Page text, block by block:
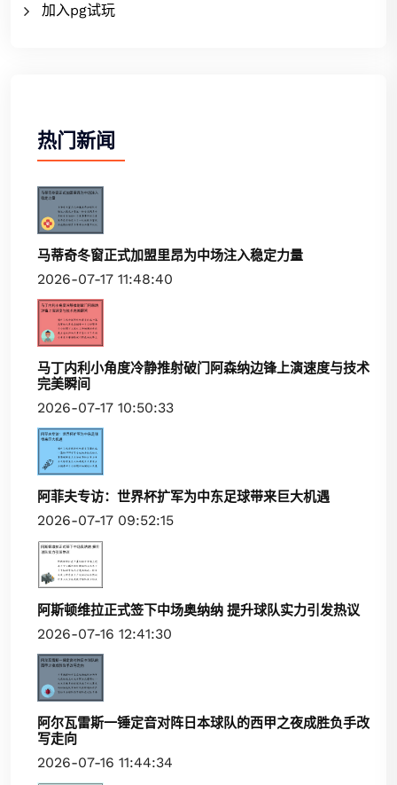
加入pg试玩
热门新闻
马蒂奇冬窗正式加盟里昂为中场注入稳定力量
2026-07-17 11:48:40
马丁内利小角度冷静推射破门阿森纳边锋上演速度与技术
完美瞬间
2026-07-17 10:50:33
阿菲夫专访：世界杯扩军为中东足球带来巨大机遇
2026-07-17 09:52:15
阿斯顿维拉正式签下中场奥纳纳 提升球队实力引发热议
2026-07-16 12:41:30
阿尔瓦雷斯一锤定音对阵日本球队的西甲之夜成胜负手改
写走向
2026-07-16 11:44:34